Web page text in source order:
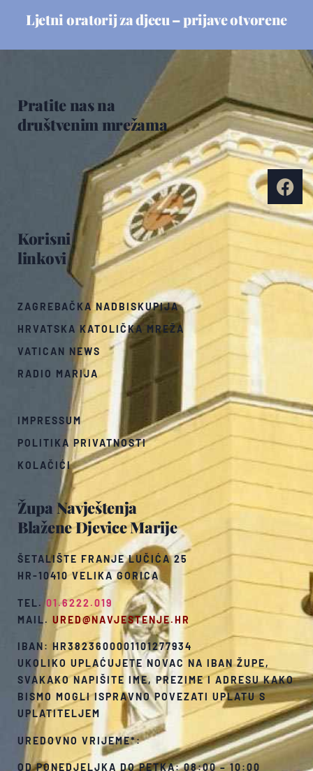
Ljetni oratorij za djecu – prijave otvorene
Župa Navještenja
Blažene Djevice Marije
ŠETALIŠTE FRANJE LUČIĆA 25
HR-10410 VELIKA GORICA
TEL.01.6222.019
MAIL. URED@NAVJESTENJE.HR
IBAN: HR3823600001101277934
UKOLIKO UPLAĆUJETE NOVAC NA IBAN ŽUPE,
SVAKAKO NAPIŠITE IME, PREZIME I ADRESU KAKO
BISMO MOGLI ISPRAVNO POVEZATI UPLATU S
UPLATITELJEM
UREDOVNO VRIJEME*:
OD PONEDJELJKA DO PETKA: 08:00 – 10:00
Korisni
linkovi
ZAGREBAČKA NADBISKUPIJA
HRVATSKA KATOLIČKA MREŽA
VATICAN NEWS
RADIO MARIJA
IMPRESSUM
POLITIKA PRIVATNOSTI
KOLAČIĆI
Pratite nas na
društvenim mrežama